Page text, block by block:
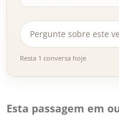
Resta 1 conversa hoje
Esta passagem em